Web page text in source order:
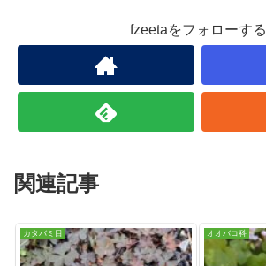
fzeetaをフォローする
関連記事
カタバミ目 オオバコ科